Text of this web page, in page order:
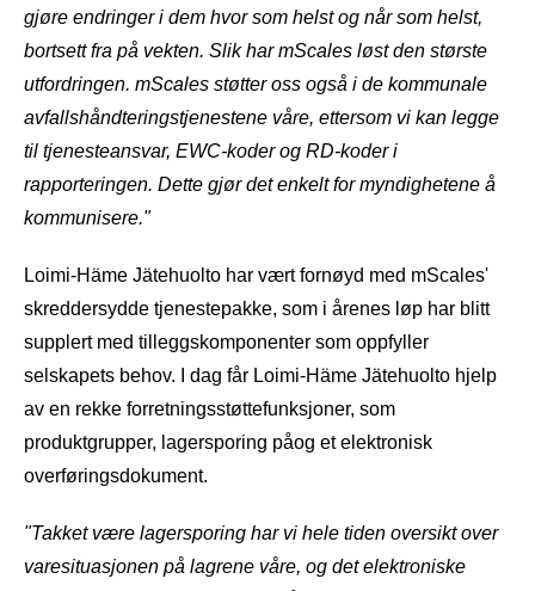
gjøre endringer i dem hvor som helst og når som helst,
bortsett fra på vekten. Slik har mScales løst den største
utfordringen. mScales støtter oss også i de kommunale
avfallshåndteringstjenestene våre, ettersom vi kan legge
til tjenesteansvar, EWC-koder og RD-koder i
rapporteringen. Dette gjør det enkelt for myndighetene å
kommunisere."
Loimi-Häme Jätehuolto har vært fornøyd med mScales'
skreddersydde tjenestepakke, som i årenes løp har blitt
supplert med tilleggskomponenter som oppfyller
selskapets behov. I dag får Loimi-Häme Jätehuolto hjelp
av en rekke forretningsstøttefunksjoner, som
produktgrupper, lagersporing påog et elektronisk
overføringsdokument.
"Takket være lagersporing har vi hele tiden oversikt over
varesituasjonen på lagrene våre, og det elektroniske